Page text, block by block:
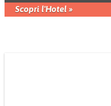
Scopri l'Hotel »